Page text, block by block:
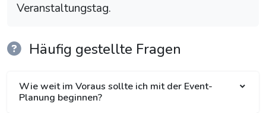
Veranstaltungstag.
Häufig gestellte Fragen
Wie weit im Voraus sollte ich mit der Event-
Planung beginnen?